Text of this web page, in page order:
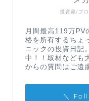
投資家/ブ
月間最高119万PV
格を所有するちょ
ニックの投資日記
中！！取材なども
からの質問はご遠
＼